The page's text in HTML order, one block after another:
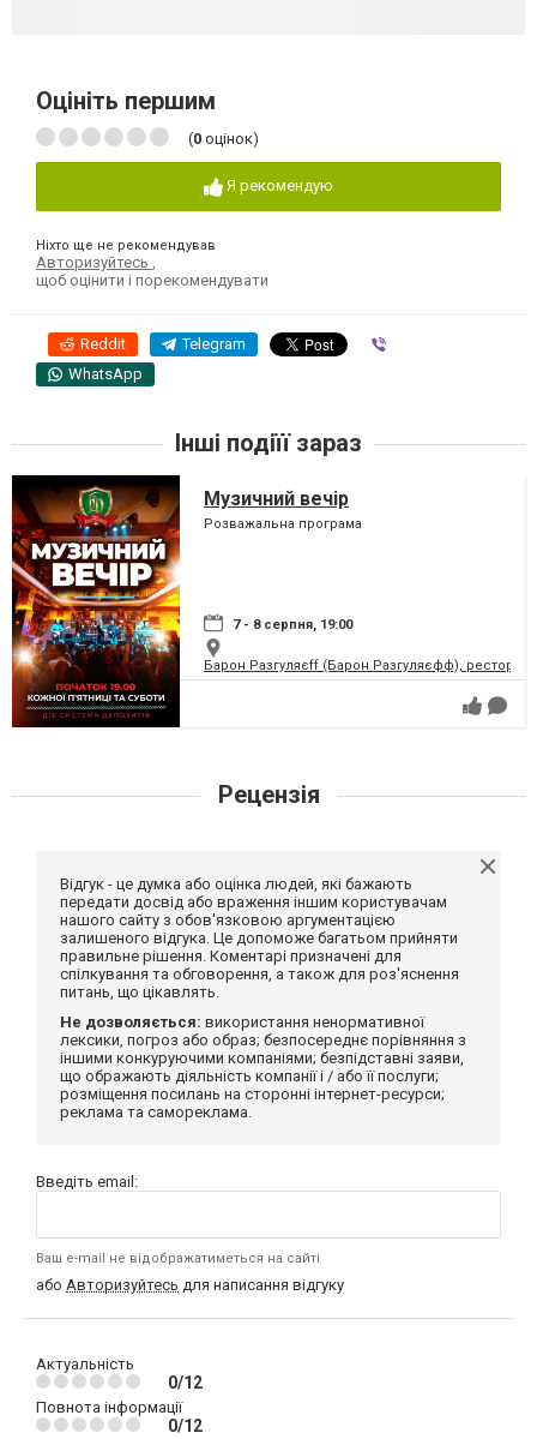
Оцініть першим
(0 оцінок)
Я рекомендую
Ніхто ще не рекомендував
Авторизуйтесь
щоб оцінити і порекомендувати
Reddit Telegram
WhatsApp
Інші подіїї зараз
Музичний вечір
Розважальна програма
7 - 8 серпня, 19:00
Барон Разгуляєff (Барон Разгуляєфф),
Рецензія
Відгук - це думка або оцінка людей, які бажають
передати досвід або враження іншим користувачам
нашого сайту з обов'язковою аргументацією
залишеного відгука. Це допоможе багатьом прийняти
правильне рішення. Коментарі призначені для
спілкування та обговорення, а також для роз'яснення
питань, що цікавлять.
Не дозволяється: використання ненормативної
лексики, погроз або образ; безпосереднє порівняння з
іншими конкуруючими компаніями; безпідставні заяви,
що ображають діяльність компанії і / або її послуги;
розміщення посилань на сторонні інтернет-ресурси;
реклама та самореклама.
Введіть email:
Ваш e-mail не відображатиметься на сайті
або Авторизуйтесь для написання відгуку
Актуальність
0/12
Повнота інформації
0/12